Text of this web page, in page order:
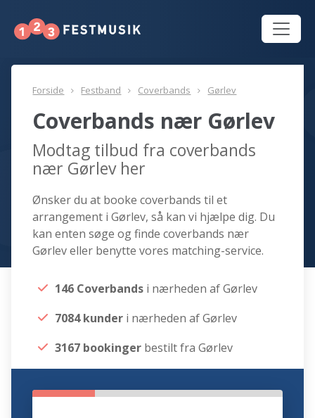
Forside Festband Coverbands Gørlev
Coverbands nær Gørlev
Modtag tilbud fra coverbands
nær Gørlev her
Ønsker du at booke coverbands til et
arrangement i Gørlev, så kan vi hjælpe dig. Du
kan enten søge og finde coverbands nær
Gørlev eller benytte vores matching-service.
146 Coverbands i nærheden af Gørlev
7084 kunder i nærheden af Gørlev
3167 bookinger bestilt fra Gørlev